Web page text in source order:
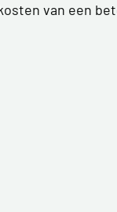
van een